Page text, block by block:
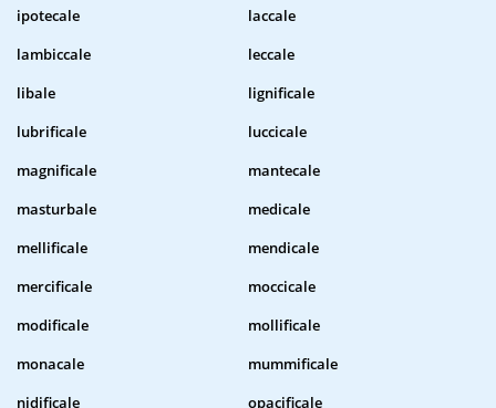
ipotecale
laccale
lambiccale
leccale
libale
lignificale
lubrificale
luccicale
magnificale
mantecale
masturbale
medicale
mellificale
mendicale
mercificale
moccicale
modificale
mollificale
monacale
mummificale
nidificale
opacificale